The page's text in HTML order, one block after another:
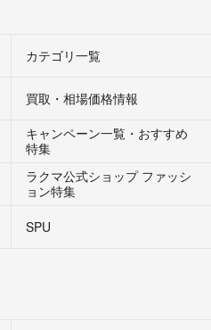
カテゴリ一覧
買取・相場価格情報
キャンペーン一覧・おすすめ
特集
ラクマ公式ショップ ファッシ
ョン特集
SPU